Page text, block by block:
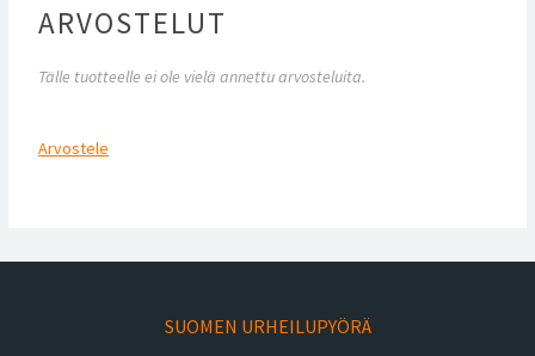
ARVOSTELUT
Tälle tuotteelle ei ole vielä annettu arvosteluita.
Arvostele
SUOMEN URHEILUPYÖRÄ